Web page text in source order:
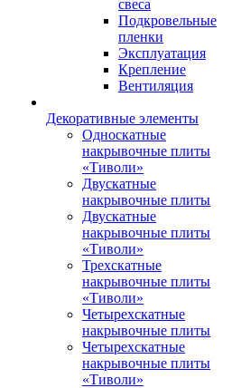
свеса
Подкровельные
пленки
Эксплуатация
Крепление
Вентиляция
Декоративные элементы
Односкатные
накрывочные плиты
«Тиволи»
Двускатные
накрывочные плиты
Двускатные
накрывочные плиты
«Тиволи»
Трехскатные
накрывочные плиты
«Тиволи»
Четырехскатные
накрывочные плиты
Четырехскатные
накрывочные плиты
«Тиволи»